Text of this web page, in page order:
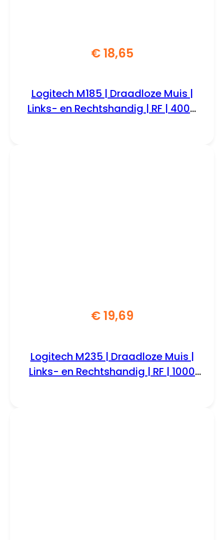
€18,65
Logitech M185 | Draadloze Muis |
Links- en Rechtshandig | RF | 4000
€19,69
Logitech M235 | Draadloze Muis |
Links- en Rechtshandig | RF | 1000